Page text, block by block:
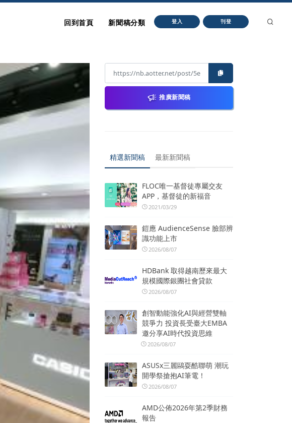
回到首頁 新聞稿分類 登入 刊登
推廣新聞稿
精選新聞稿 最新新聞稿
FLOC唯一基督徒專屬交友
APP，基督徒的新福音
2021/03/29
鎧應 AudienceSense 臉部辨
識功能上市
2026/08/07
HDBank 取得越南歷來最大
規模國際銀團社會貸款
2026/08/07
創智動能強化AI與經營雙軸
競爭力 投資長受臺大EMBA
邀分享AI時代投資思維
2026/08/07
ASUSx三麗鷗耍酷聯萌 潮玩
開學祭搶抱AI筆電！
2026/08/07
AMD公佈2026年第2季財務
報告